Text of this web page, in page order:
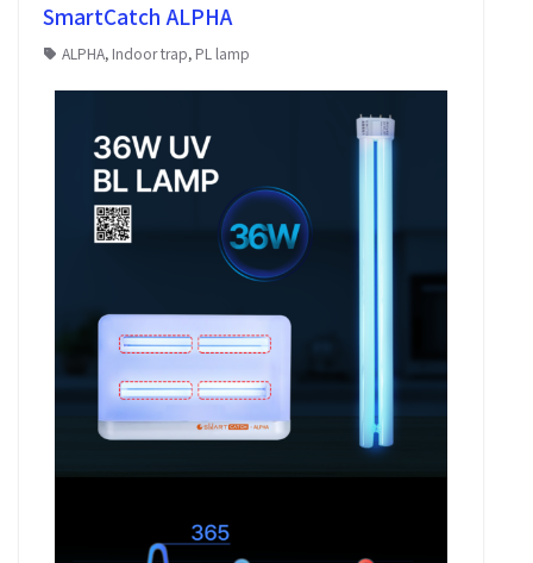
SmartCatch ALPHA
ALPHA, Indoor trap, PL lamp